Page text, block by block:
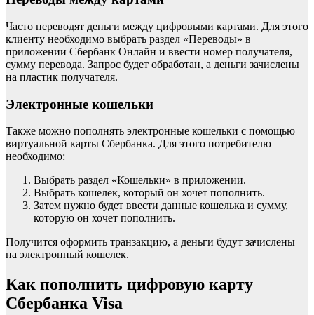
Часто переводят деньги между цифровыми картами. Для этого
клиенту необходимо выбрать раздел «Переводы» в
приложении Сбербанк Онлайн и ввести номер получателя,
сумму перевода. Запрос будет обработан, а деньги зачислены
на пластик получателя.
Электронные кошельки
Также можно пополнять электронные кошельки с помощью
виртуальной карты Сбербанка. Для этого потребителю
необходимо:
Выбрать раздел «Кошельки» в приложении.
Выбрать кошелек, который он хочет пополнить.
Затем нужно будет ввести данные кошелька и сумму,
которую он хочет пополнить.
Получится оформить транзакцию, а деньги будут зачислены
на электронный кошелек.
Как пополнить цифровую карту
Сбербанка Visa